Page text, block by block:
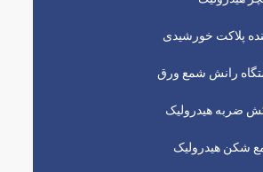
پلاکت خورشیدی
رانش شمع ورق
ضربه هیدرولیک
شکن هیدرولیک